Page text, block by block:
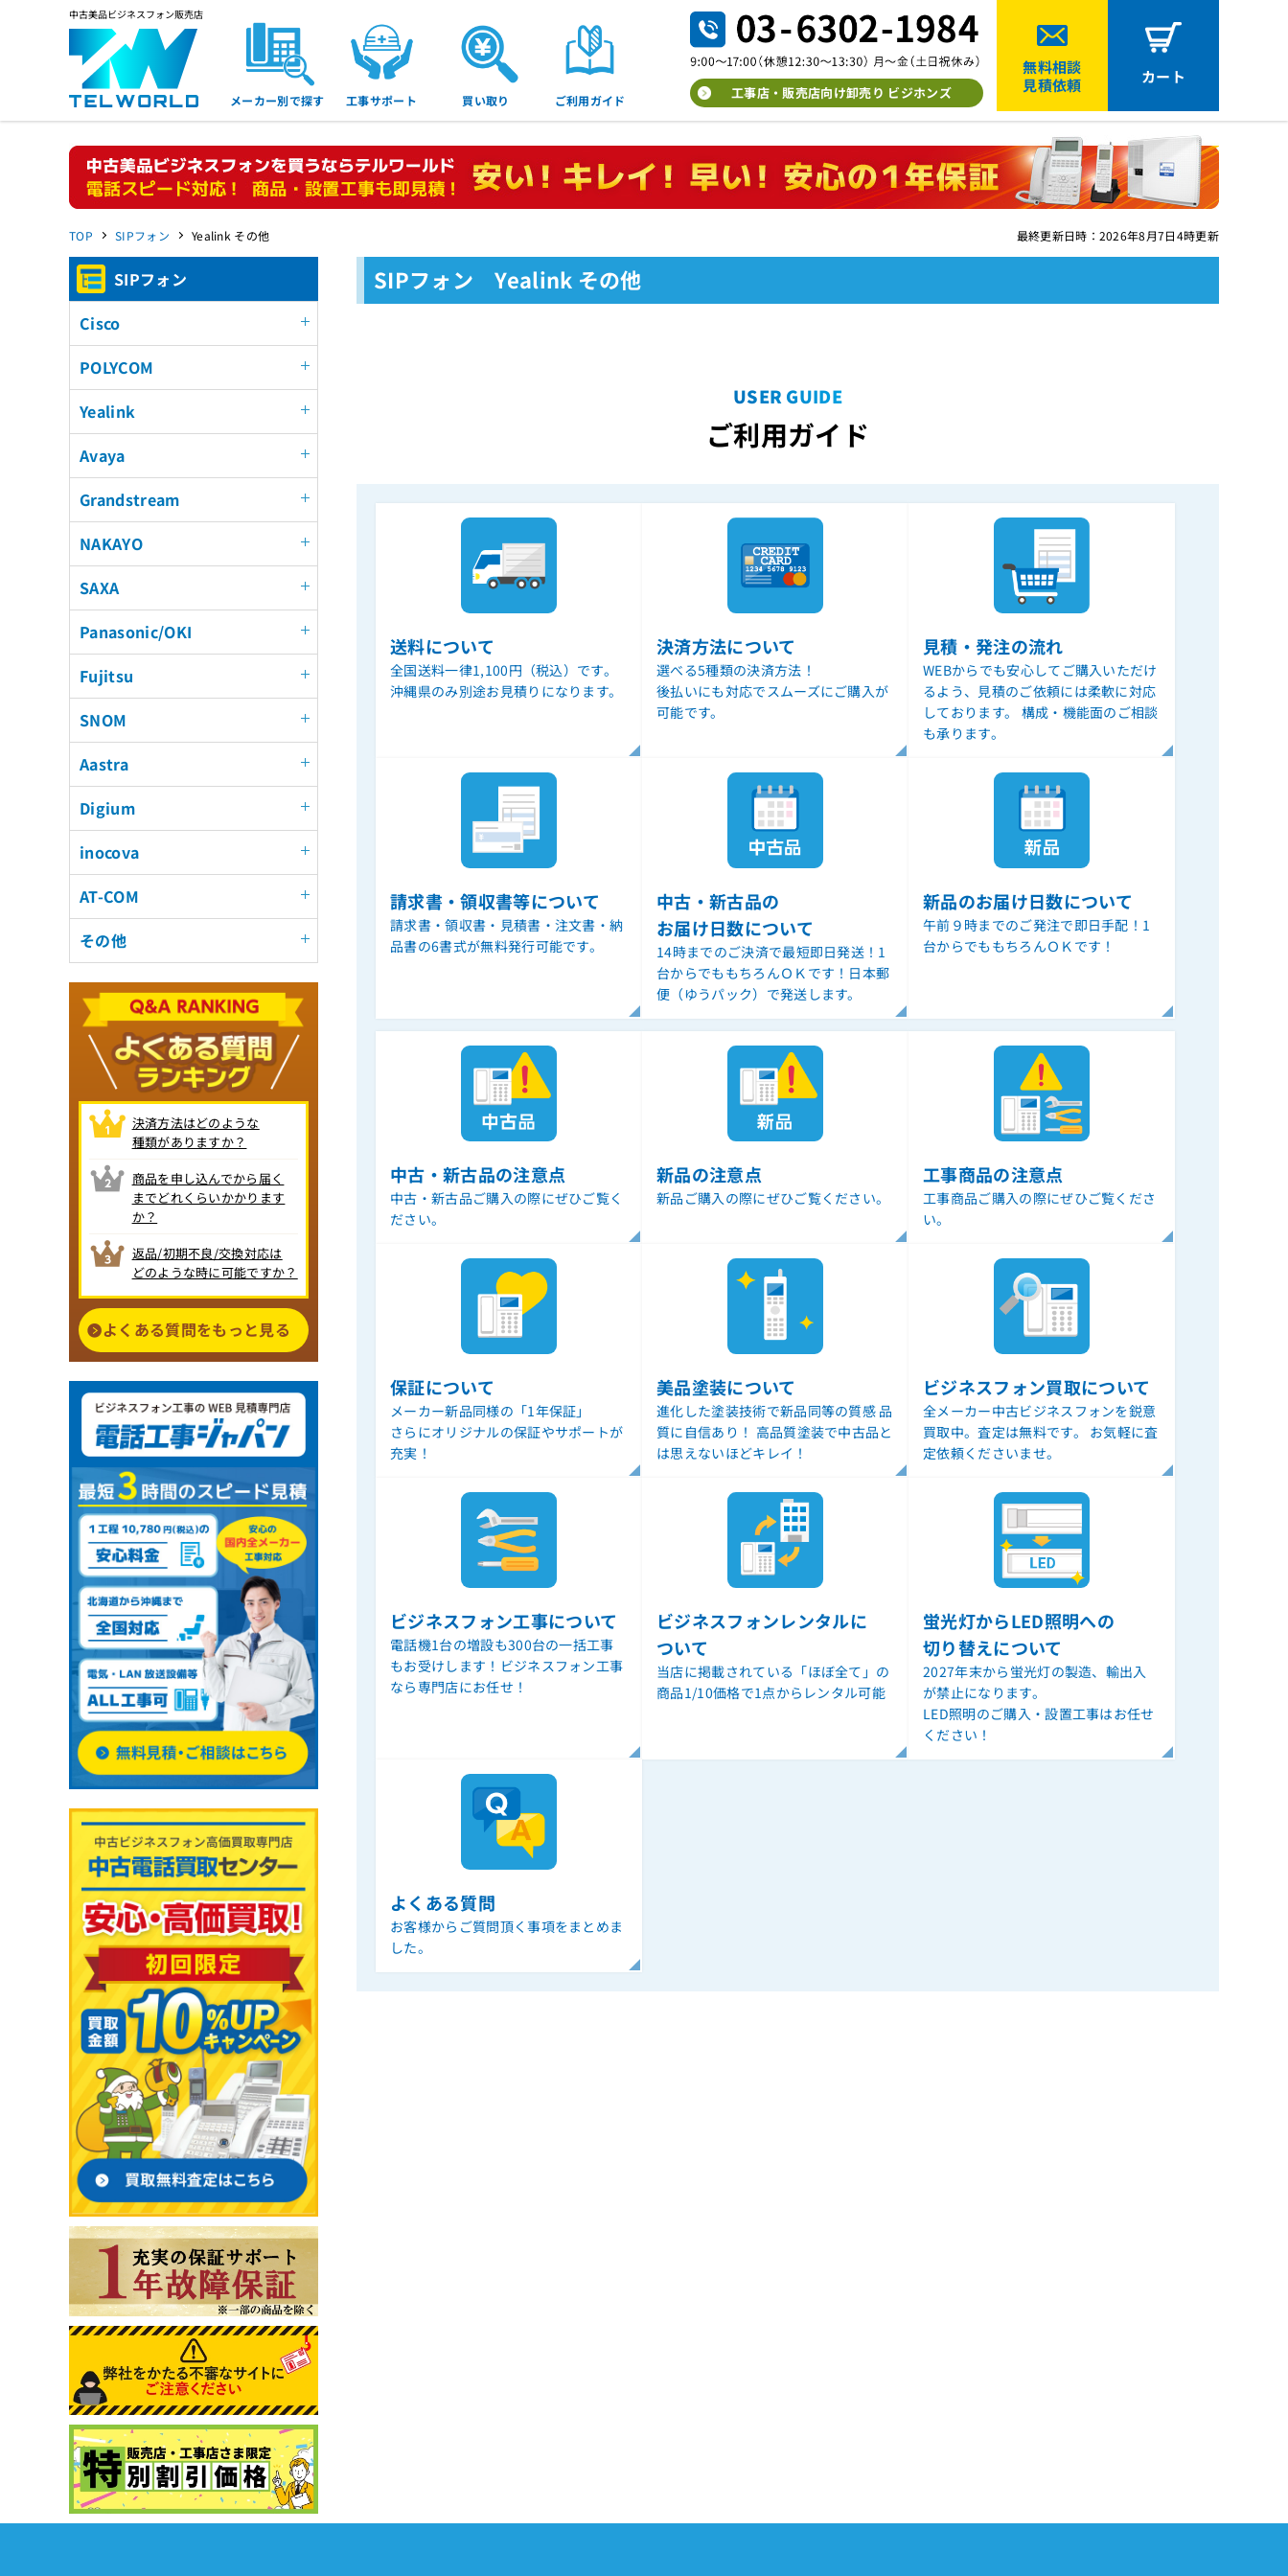
中古美品ビジネスフォン販売店
メーカー別で探す 工事サポート 買い取り ご利用ガイド 工事店・販売店向け卸売り ビジホンズ
無料相談
見積依頼
カート
最終更新日時：2026年8月7日4時更新
TOP SIPフォン Yealink その他
SIPフォン Yealink その他
USER GUIDE
ご利用ガイド
送料について
全国送料一律1,100円（税込）です。
沖縄県のみ別途お見積りになります。
決済方法について
選べる5種類の決済方法！
後払いにも対応でスムーズにご購入が
可能です。
見積・発注の流れ
WEBからでも安心してご購入いただけ
るよう、見積のご依頼には柔軟に対応
しております。 構成・機能面のご相談
も承ります。
請求書・領収書等について
請求書・領収書・見積書・注文書・納
品書の6書式が無料発行可能です。
中古・新古品の
お届け日数について
14時までのご決済で最短即日発送！1
台からでももちろんＯＫです！日本郵
便（ゆうパック）で発送します。
新品のお届け日数について
午前９時までのご発注で即日手配！1
台からでももちろんＯＫです！
中古・新古品の注意点
中古・新古品ご購入の際にぜひご覧く
ださい。
新品の注意点
新品ご購入の際にぜひご覧ください。
工事商品の注意点
工事商品ご購入の際にぜひご覧くださ
い。
保証について
メーカー新品同様の「1年保証」
さらにオリジナルの保証やサポートが
充実！
美品塗装について
進化した塗装技術で新品同等の質感 品
質に自信あり！ 高品質塗装で中古品と
は思えないほどキレイ！
ビジネスフォン買取について
全メーカー中古ビジネスフォンを鋭意
買取中。査定は無料です。 お気軽に査
定依頼くださいませ。
ビジネスフォン工事について
電話機1台の増設も300台の一括工事
もお受けします！ビジネスフォン工事
なら専門店にお任せ！
ビジネスフォンレンタルに
ついて
当店に掲載されている「ほぼ全て」の
商品1/10価格で1点からレンタル可能
蛍光灯からLED照明への
切り替えについて
2027年末から蛍光灯の製造、輸出入
が禁止になります。
LED照明のご購入・設置工事はお任せ
ください！
よくある質問
お客様からご質問頂く事項をまとめま
した。
SIPフォン
Cisco
POLYCOM
Yealink
Avaya
Grandstream
NAKAYO
SAXA
Panasonic/OKI
Fujitsu
SNOM
Aastra
Digium
inocova
AT-COM
その他
決済方法はどのような
種類がありますか？
商品を申し込んでから届く
までどれくらいかかります
か？
返品/初期不良/交換対応は
どのような時に可能ですか？
よくある質問をもっと見る